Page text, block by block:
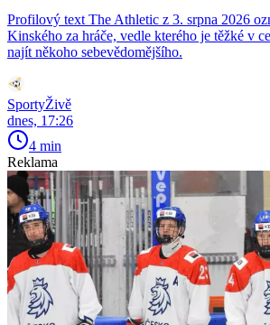
Profilový text The Athletic z 3. srpna 2026
Kinského za hráče, vedle kterého je těžké v
najít někoho sebevědomějšího.
SportyŽivě
dnes, 17:26
4 min
Reklama